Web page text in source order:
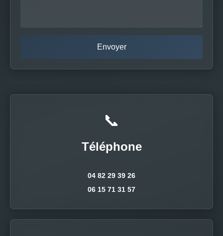
📞
Téléphone
04 82 29 39 26
06 15 71 31 57